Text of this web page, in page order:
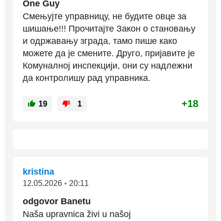
One Guy
Смењујте управницу, не будите овце за
шишање!!! Прочитајте Закон о становању
и одржавању зграда, тамо пише како
можете да је смените. Друго, пријавите је
Комуналној инспекцији, они су надлежни
да контролишу рад управника.
19 1 +18
kristina
12.05.2026 • 20:11
odgovor Banetu
Naša upravnica živi u našoj